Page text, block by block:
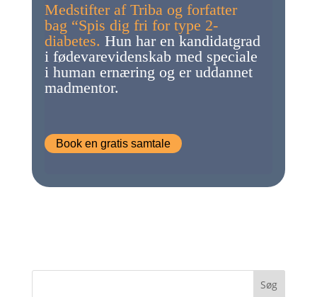
Medstifter af Triba og forfatter
bag “Spis dig fri for type 2-
diabetes. Hun har en kandidatgrad
i fødevarevidenskab med speciale
i human ernæring og er uddannet
madmentor.
Book en gratis samtale
Søg